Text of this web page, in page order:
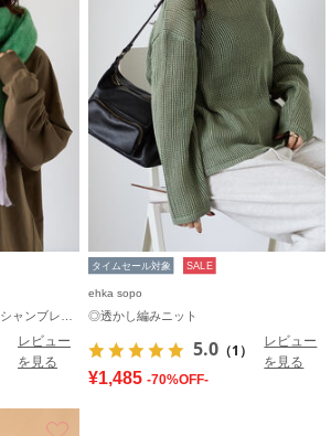
レビュー
を見る
タイムセール対象 SALE
ehka sopo
◎透かし編みニット
5.0 （1）
レビュー
を見る
¥1,485 -70%OFF-